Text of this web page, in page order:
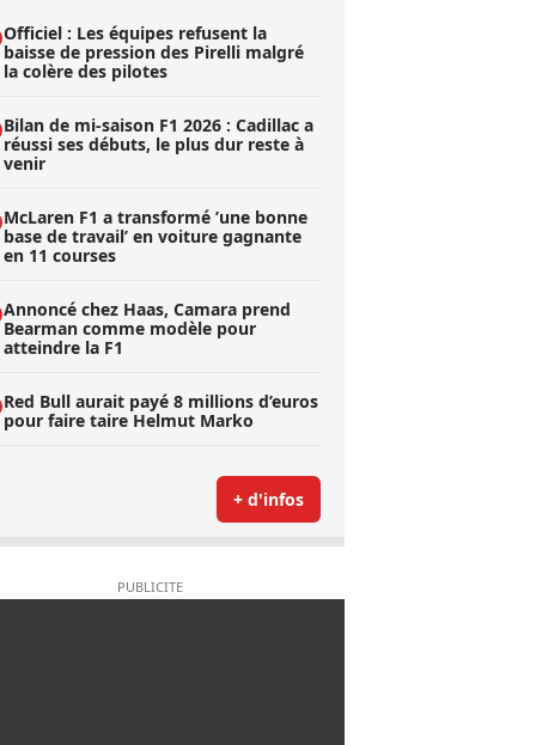
Officiel : Les équipes refusent la
baisse de pression des Pirelli malgré
la colère des pilotes
Bilan de mi-saison F1 2026 : Cadillac a
réussi ses débuts, le plus dur reste à
venir
McLaren F1 a transformé ’une bonne
base de travail’ en voiture gagnante
en 11 courses
Annoncé chez Haas, Camara prend
Bearman comme modèle pour
atteindre la F1
Red Bull aurait payé 8 millions d’euros
pour faire taire Helmut Marko
+ d'infos